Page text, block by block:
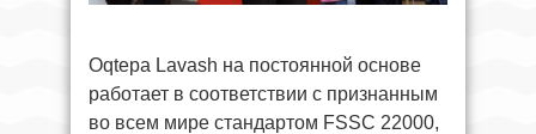
Oqtepa Lavash на постоянной основе
работает в соответствии с признанным
во всем мире стандартом FSSC 22000,